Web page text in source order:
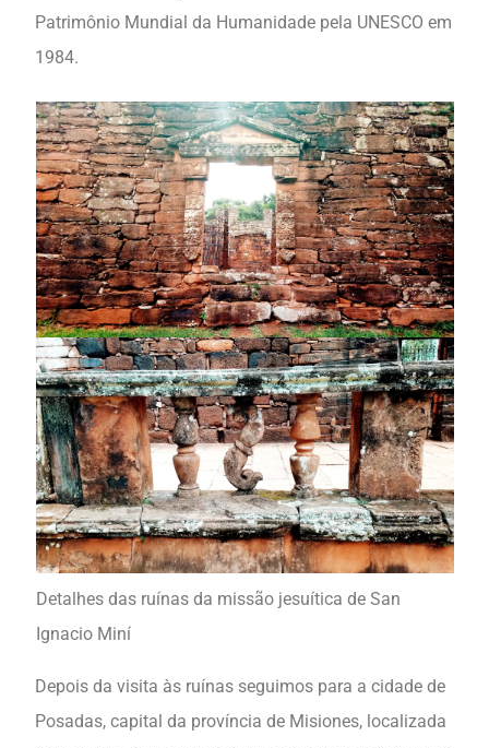
Patrimônio Mundial da Humanidade pela UNESCO em
1984.
Detalhes das ruínas da missão jesuítica de San
Ignacio Miní
Depois da visita às ruínas seguimos para a cidade de
Posadas, capital da província de Misiones, localizada